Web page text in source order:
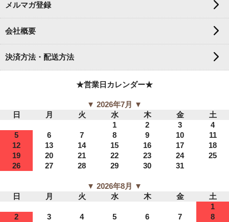
メルマガ登録
会社概要
決済方法・配送方法
★営業日カレンダー★
▼ 2026年7月 ▼
日
月 火 水 木 金
土
1
2 3
4
5
6 7 8 9 10
11
12
13 14 15 16 17
18
19
20 21 22 23 24
25
26
27 28 29 30 31
▼ 2026年8月 ▼
日
月 火 水 木 金
土
1
2
3 4 5 6 7 8